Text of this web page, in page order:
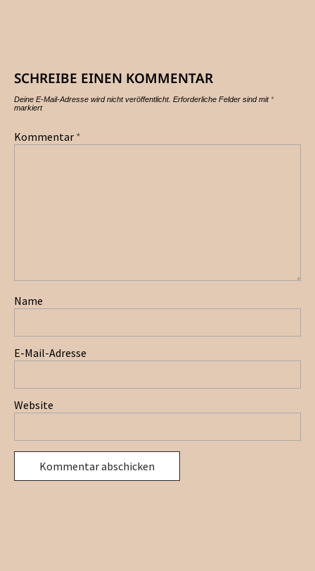
SCHREIBE EINEN KOMMENTAR
Deine E-Mail-Adresse wird nicht veröffentlicht. Erforderliche Felder sind mit*
markiert
Kommentar *
Name
E-Mail-Adresse
Website